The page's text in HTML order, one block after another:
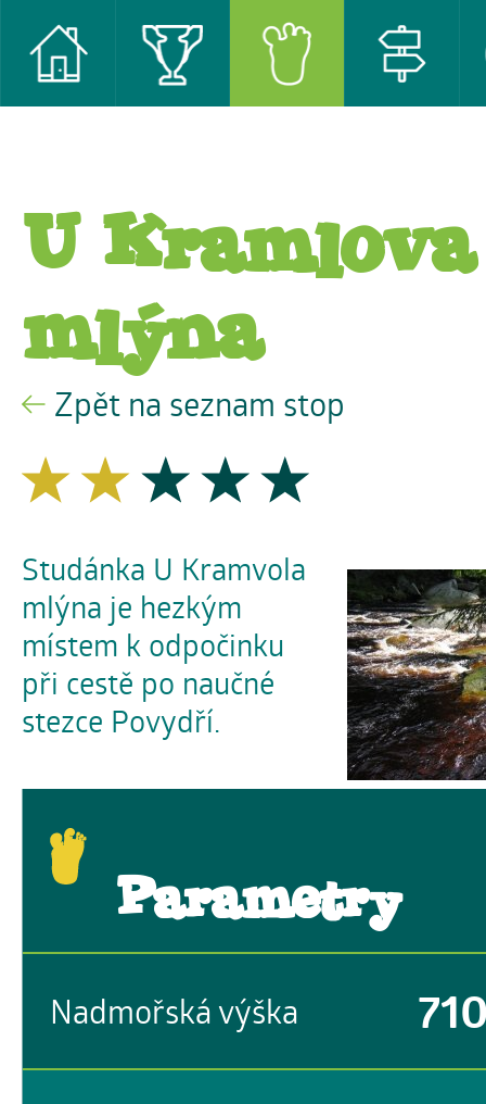
U Kramlova
mlýna
Zpět na seznam stop
Studánka U Kramvola
mlýna je hezkým
místem k odpočinku
při cestě po naučné
stezce Povydří.
Parametry
Nadmořská výška